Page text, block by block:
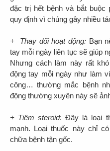
đặc trị hết bệnh và bắt buộc
quy định vì chúng gây nhiều
+ Thay đổi hoạt động: Bạn
tay mỗi ngày liên tục sẽ giúp
Nhưng cách làm này rất
động tay mỗi ngày như làm
công… thường mắc bệnh
động thường xuyên này sẽ
+ Tiêm steroid: Đây là loại
mạnh. Loại thuốc này chỉ
chữa bệnh tận gốc.